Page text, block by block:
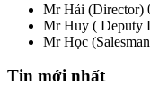
Mr Hải (Director)
Mr Huy ( Deputy
Mr Học
Tin mới nhất